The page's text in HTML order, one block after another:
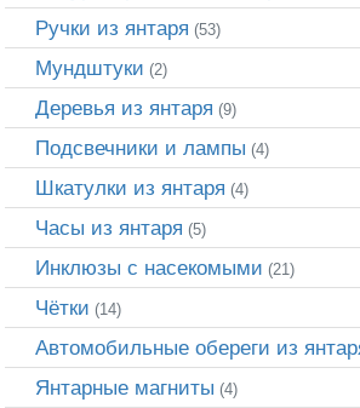
Ручки из янтаря (53)
Мундштуки (2)
Деревья из янтаря (9)
Подсвечники и лампы (4)
Шкатулки из янтаря (4)
Часы из янтаря (5)
Инклюзы с насекомыми (21)
Чётки (14)
Автомобильные обереги из
Янтарные магниты (4)